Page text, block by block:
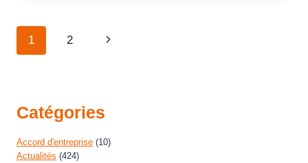
1 2
Catégories
Accord d'entreprise (10)
Actualités (424)